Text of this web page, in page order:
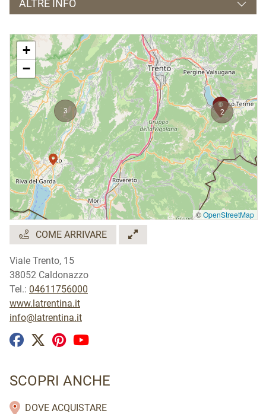
ALTRE INFO
I punti vendita:
Co.p.a.g-Dasindo di Comano Terme
Co.f.a.v.-Caldonazzo
Levico Terme
Valli del Sarca-Pietramurata di Dro
Valli del Sarca- Arco
Valli del Sarca- Dro
2
3
+
−
©OpenStreetMap
COME ARRIVARE
Viale Trento, 15
38052 Caldonazzo
Tel.: 04611756000
www.latrentina.it
info@latrentina.it
SCOPRI ANCHE
DOVE ACQUISTARE